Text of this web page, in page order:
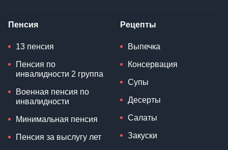
Пенсия
13 пенсия
Пенсия по
инвалидности 2 группа
Военная пенсия по
инвалидности
Минимальная пенсия
Пенсия за выслугу лет
Рецепты
Выпечка
Консервация
Супы
Десерты
Салаты
Закуски